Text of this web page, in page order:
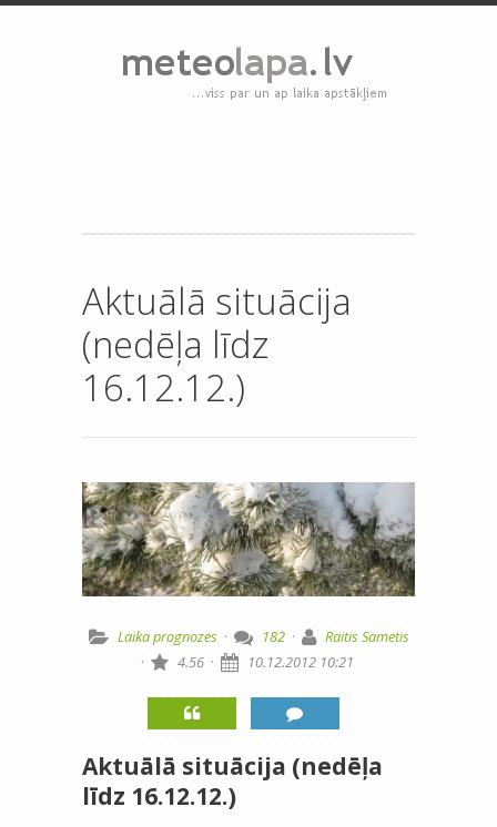
Aktuālā situācija
(nedēļa līdz
16.12.12.)
Laika prognozes · 182 ·
Raitis Sametis
·
4.56 · 10.12.2012 10:21
Aktuālā situācija (nedēļa
līdz 16.12.12.)